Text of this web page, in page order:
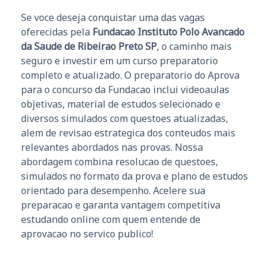
Se voce deseja conquistar uma das vagas
oferecidas pela Fundacao Instituto Polo Avancado
da Saude de Ribeirao Preto SP, o caminho mais
seguro e investir em um curso preparatorio
completo e atualizado. O preparatorio do Aprova
para o concurso da Fundacao inclui videoaulas
objetivas, material de estudos selecionado e
diversos simulados com questoes atualizadas,
alem de revisao estrategica dos conteudos mais
relevantes abordados nas provas. Nossa
abordagem combina resolucao de questoes,
simulados no formato da prova e plano de estudos
orientado para desempenho. Acelere sua
preparacao e garanta vantagem competitiva
estudando online com quem entende de
aprovacao no servico publico!